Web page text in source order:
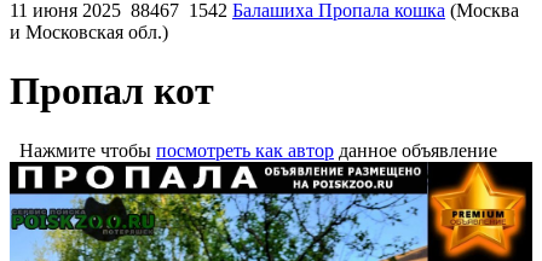
11 июня 2025 88467 1542 Балашиха Пропала кошка (Москва
и Московская обл.)
Пропал кот
Нажмите чтобы посмотреть как автор данное объявление